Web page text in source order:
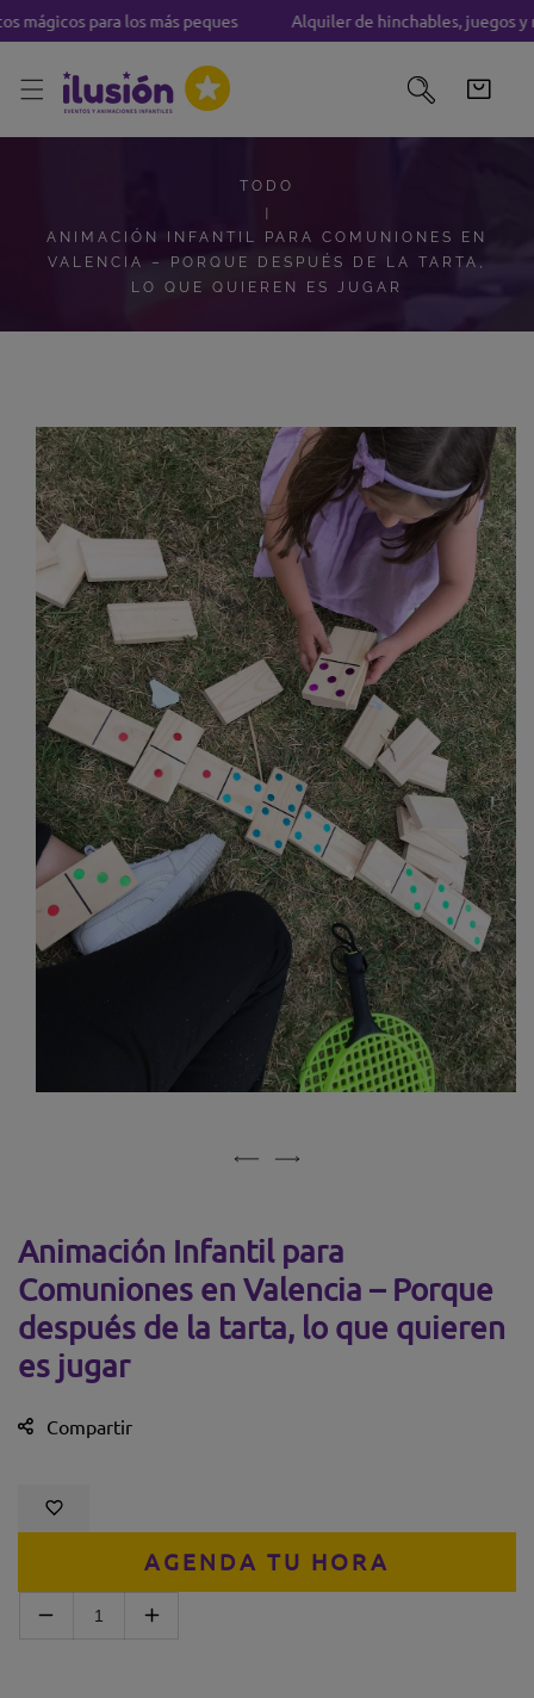
AL CONTENIDO
mágicos para los más peques Alquiler de hinchables, juegos y
TODO
ANIMACIÓN INFANTIL PARA COMUNIONES EN
VALENCIA – PORQUE DESPUÉS DE LA TARTA,
LO QUE QUIEREN ES JUGAR
DEL PRODUCTO
Animación Infantil para
Comuniones en Valencia – Porque
después de la tarta, lo que quieren
es jugar
Compartir
Disminuir cantidad para Animación Infantil para
Aumentar cantidad para Animación
AGENDA TU HORA